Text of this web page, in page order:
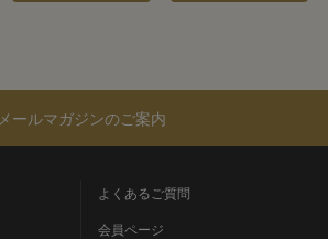
メールマガジンのご案内
よくあるご質問
会員ページ